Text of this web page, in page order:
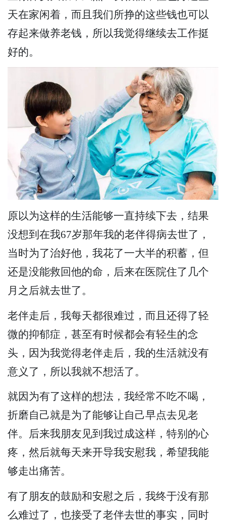
天在家闲着，而且我们所挣的这些钱也可以
存起来做养老钱，所以我觉得继续去工作挺
好的。
原以为这样的生活能够一直持续下去，结果
没想到在我67岁那年我的老伴得病去世了，
当时为了治好他，我花了一大半的积蓄，但
还是没能救回他的命，后来在医院住了几个
月之后就去世了。
老伴走后，我每天都很难过，而且还得了轻
微的抑郁症，甚至有时候都会有轻生的念
头，因为我觉得老伴走后，我的生活就没有
意义了，所以我就不想活了。
就因为有了这样的想法，我经常不吃不喝，
折磨自己就是为了能够让自己早点去见老
伴。后来我朋友见到我过成这样，特别的心
疼，然后就每天来开导我安慰我，希望我能
够走出痛苦。
有了朋友的鼓励和安慰之后，我终于没有那
么难过了，也接受了老伴去世的事实，同时